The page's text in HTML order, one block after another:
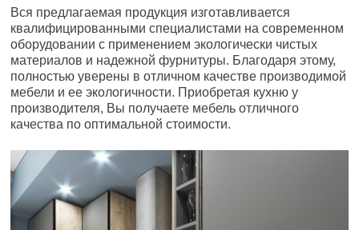
Вся предлагаемая продукция изготавливается
квалифицированными специалистами на современном
оборудовании с применением экологически чистых
материалов и надежной фурнитуры. Благодаря этому,
полностью уверены в отличном качестве производимой
мебели и ее экологичности. Приобретая кухню у
производителя, Вы получаете мебель отличного
качества по оптимальной стоимости.